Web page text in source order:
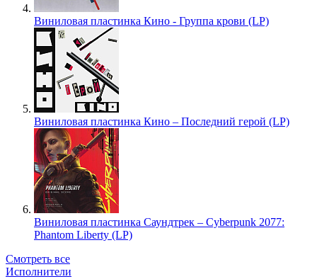
Виниловая пластинка Кино - Группа крови (LP)
Виниловая пластинка Кино – Последний герой (LP)
Виниловая пластинка Саундтрек – Cyberpunk 2077:
Phantom Liberty (LP)
Смотреть все
Исполнители